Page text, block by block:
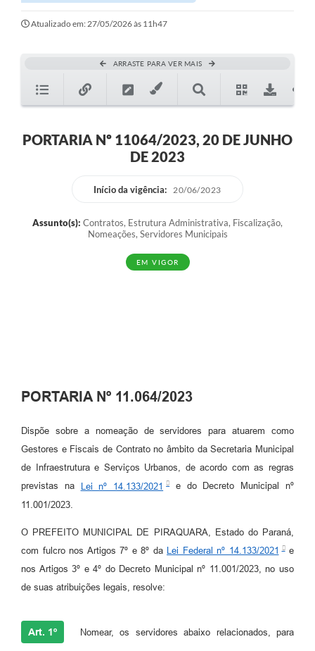
Atualizado em: 27/05/2026 às 11h47
ARRASTE PARA VER MAIS
PORTARIA Nº 11064/2023, 20 DE JUNHO
DE 2023
Início da vigência: 20/06/2023
Assunto(s): Contratos, Estrutura Administrativa, Fiscalização,
Nomeações, Servidores Municipais
EM VIGOR
PORTARIA Nº 11.064/2023
Dispõe sobre a nomeação de servidores para atuarem como
Gestores e Fiscais de Contrato no âmbito da Secretaria Municipal
de Infraestrutura e Serviços Urbanos, de acordo com as regras
previstas na Lei nº 14.133/2021
e do Decreto Municipal nº
11.001/2023.
O PREFEITO MUNICIPAL DE PIRAQUARA, Estado do Paraná,
com fulcro nos Artigos 7º e 8º da Lei Federal nº 14.133/2021
e
nos Artigos 3º e 4º do Decreto Municipal nº 11.001/2023, no uso
de suas atribuições legais, resolve:
Art. 1º Nomear, os servidores abaixo relacionados, para